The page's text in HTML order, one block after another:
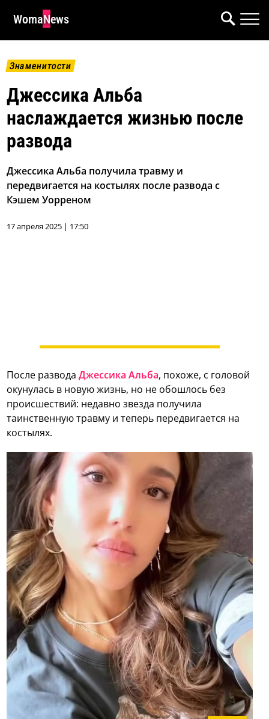
WomaNews
Знаменитости
Джессика Альба
наслаждается жизнью после
развода
Джессика Альба получила травму и
передвигается на костылях после развода с
Кэшем Уорреном
17 апреля 2025 | 17:50
После разводаДжессика Альба, похоже, с головой
окунулась в новую жизнь, но не обошлось без
происшествий: недавно звезда получила
таинственную травму и теперь передвигается на
костылях.